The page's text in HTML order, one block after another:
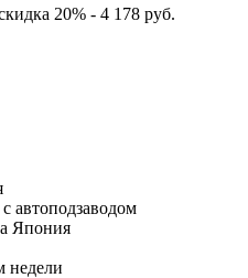
20% - 4 178 руб.
автоподзаводом
Япония
недели